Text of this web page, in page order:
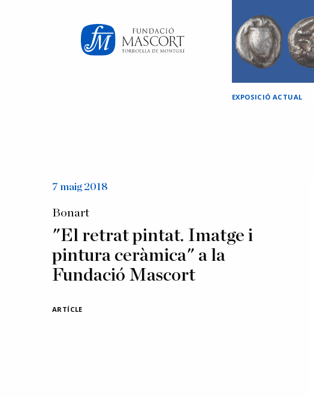
EXPOSICIÓ ACTUAL
7 maig 2018
Bonart
"El retrat pintat. Imatge i
pintura ceràmica" a la
Fundació Mascort
ARTÍCLE